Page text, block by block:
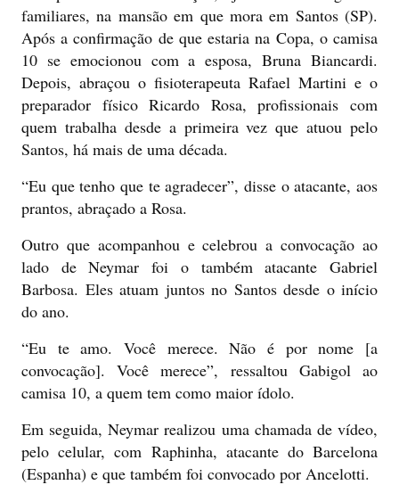
familiares, na mansão em que mora em Santos (SP).
Após a confirmação de que estaria na Copa, o camisa
10 se emocionou com a esposa, Bruna Biancardi.
Depois, abraçou o fisioterapeuta Rafael Martini e o
preparador físico Ricardo Rosa, profissionais com
quem trabalha desde a primeira vez que atuou pelo
Santos, há mais de uma década.
“Eu que tenho que te agradecer”, disse o atacante, aos
prantos, abraçado a Rosa.
Outro que acompanhou e celebrou a convocação ao
lado de Neymar foi o também atacante Gabriel
Barbosa. Eles atuam juntos no Santos desde o início
do ano.
“Eu te amo. Você merece. Não é por nome [a
convocação]. Você merece”, ressaltou Gabigol ao
camisa 10, a quem tem como maior ídolo.
Em seguida, Neymar realizou uma chamada de vídeo,
pelo celular, com Raphinha, atacante do Barcelona
(Espanha) e que também foi convocado por Ancelotti.